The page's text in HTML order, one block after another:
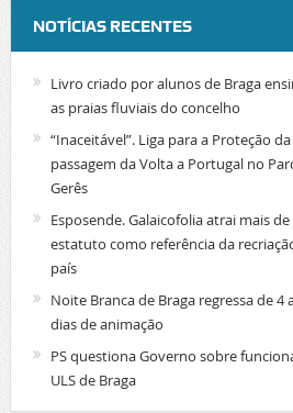
NOTÍCIAS RECENTES
Livro criado por alunos de Braga
as praias fluviais do concelho
“Inaceitável”. Liga para a Proteção
passagem da Volta a Portugal no
Gerês
Esposende. Galaicofolia atrai mais
estatuto como referência da
país
Noite Branca de Braga regressa de
dias de animação
PS questiona Governo sobre
ULS de Braga